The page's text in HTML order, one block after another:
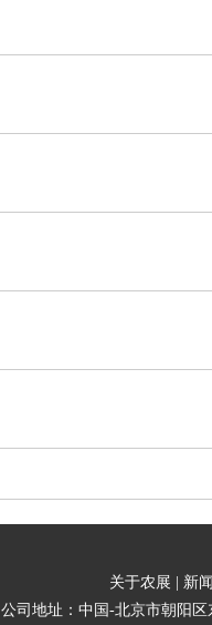
关于农展 |
新
公司地址：中国-北京市朝阳区